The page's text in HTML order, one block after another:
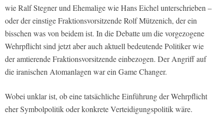
wie Ralf Stegner und Ehemalige wie Hans Eichel unterschrieben –
oder der einstige Fraktionsvorsitzende Rolf Mützenich, der ein
bisschen was von beidem ist. In die Debatte um die vorgezogene
Wehrpflicht sind jetzt aber auch aktuell bedeutende Politiker wie
der amtierende Fraktionsvorsitzende einbezogen. Der Angriff auf
die iranischen Atomanlagen war ein Game Changer.
Wobei unklar ist, ob eine tatsächliche Einführung der Wehrpflicht
eher Symbolpolitik oder konkrete Verteidigungspolitik wäre.